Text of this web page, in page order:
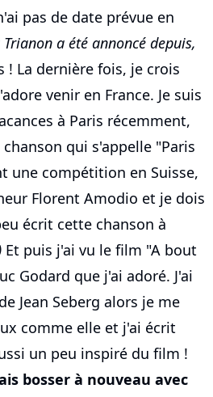
pas de date prévue en
a été annoncé depuis,
! La dernière fois, je crois
venir en France. Je suis
à Paris récemment,
qui s'appelle "Paris
une compétition en Suisse,
Florent Amodio et je dois
écrit cette chanson à
Et puis j'ai vu le film "A bout
Godard que j'ai adoré. J'ai
Jean Seberg alors je me
comme elle et j'ai écrit
un peu inspiré du film !
bosser à nouveau avec